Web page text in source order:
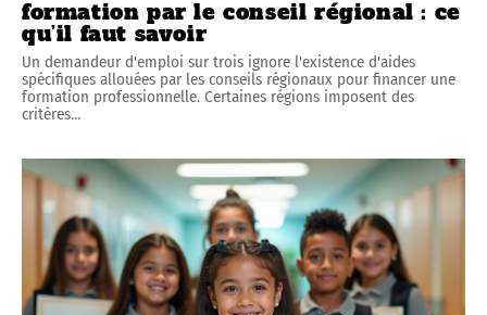
formation par le conseil régional : ce
qu’il faut savoir
Un demandeur d'emploi sur trois ignore l'existence d'aides
spécifiques allouées par les conseils régionaux pour financer une
formation professionnelle. Certaines régions imposent des
critères…